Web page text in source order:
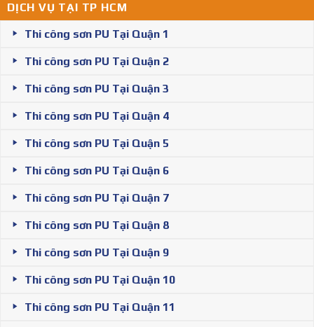
DỊCH VỤ TẠI TP HCM
Thi công sơn PU Tại Quận 1
Thi công sơn PU Tại Quận 2
Thi công sơn PU Tại Quận 3
Thi công sơn PU Tại Quận 4
Thi công sơn PU Tại Quận 5
Thi công sơn PU Tại Quận 6
Thi công sơn PU Tại Quận 7
Thi công sơn PU Tại Quận 8
Thi công sơn PU Tại Quận 9
Thi công sơn PU Tại Quận 10
Thi công sơn PU Tại Quận 11